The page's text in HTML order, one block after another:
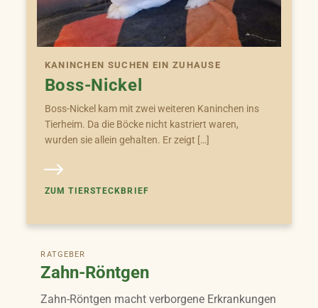
KANINCHEN SUCHEN EIN ZUHAUSE
Boss-Nickel
Boss-Nickel kam mit zwei weiteren Kaninchen ins
Tierheim. Da die Böcke nicht kastriert waren,
wurden sie allein gehalten. Er zeigt […]
ZUM TIERSTECKBRIEF
RATGEBER
Zahn-Röntgen
Zahn-Röntgen macht verborgene Erkrankungen